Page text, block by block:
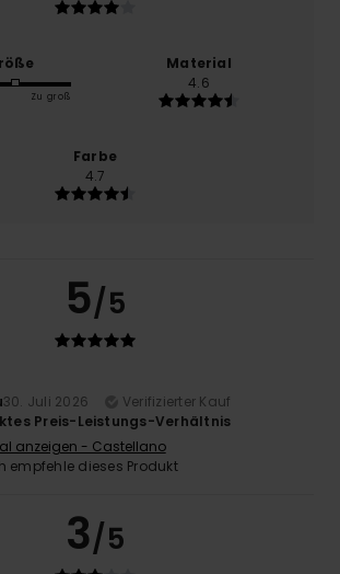
Zu groß
Material
4.6
Farbe
4.7
5/5
30. Juli 2026
Verifizierter Kauf
Preis-Leistungs-Verhältnis
anzeigen - Castellano
empfehle dieses Produkt
3/5